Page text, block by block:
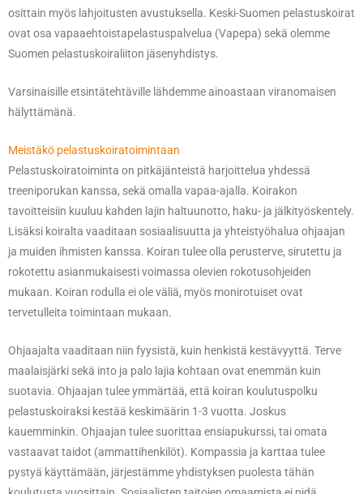
osittain myös lahjoitusten avustuksella. Keski-Suomen pelastuskoirat
ovat osa vapaaehtoistapelastuspalvelua (Vapepa) sekä olemme
Suomen pelastuskoiraliiton jäsenyhdistys.
Varsinaisille etsintätehtäville lähdemme ainoastaan viranomaisen
hälyttämänä.
Meistäkö pelastuskoiratoimintaan
Pelastuskoiratoiminta on pitkäjänteistä harjoittelua yhdessä
treeniporukan kanssa, sekä omalla vapaa-ajalla. Koirakon
tavoitteisiin kuuluu kahden lajin haltuunotto, haku- ja jälkityöskentely.
Lisäksi koiralta vaaditaan sosiaalisuutta ja yhteistyöhalua ohjaajan
ja muiden ihmisten kanssa. Koiran tulee olla perusterve, sirutettu ja
rokotettu asianmukaisesti voimassa olevien rokotusohjeiden
mukaan. Koiran rodulla ei ole väliä, myös monirotuiset ovat
tervetulleita toimintaan mukaan.
Ohjaajalta vaaditaan niin fyysistä, kuin henkistä kestävyyttä. Terve
maalaisjärki sekä into ja palo lajia kohtaan ovat enemmän kuin
suotavia. Ohjaajan tulee ymmärtää, että koiran koulutuspolku
pelastuskoiraksi kestää keskimäärin 1-3 vuotta. Joskus
kauemminkin. Ohjaajan tulee suorittaa ensiapukurssi, tai omata
vastaavat taidot (ammattihenkilöt). Kompassia ja karttaa tulee
pystyä käyttämään, järjestämme yhdistyksen puolesta tähän